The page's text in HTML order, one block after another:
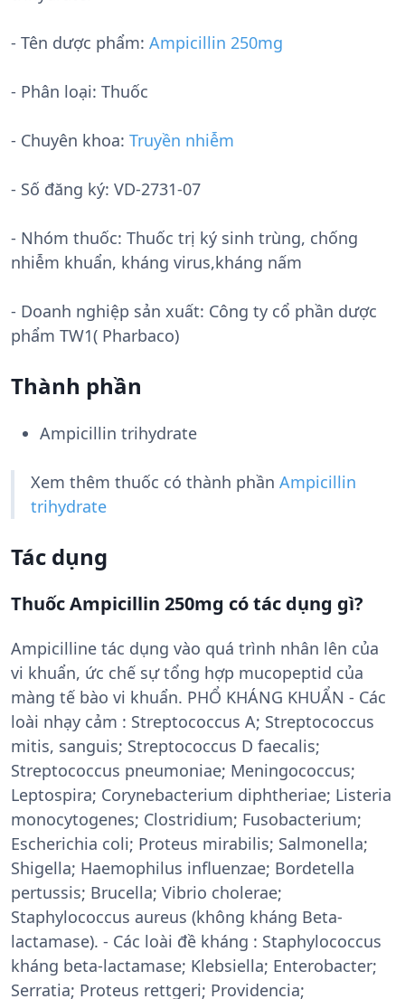
- Tên dược phẩm: Ampicillin 250mg
- Phân loại: Thuốc
- Chuyên khoa: Truyền nhiễm
- Số đăng ký: VD-2731-07
- Nhóm thuốc: Thuốc trị ký sinh trùng, chống
nhiễm khuẩn, kháng virus,kháng nấm
- Doanh nghiệp sản xuất: Công ty cổ phần dược
phẩm TW1( Pharbaco)
Thành phần
Ampicillin trihydrate
Xem thêm thuốc có thành phần Ampicillin
trihydrate
Tác dụng
Thuốc Ampicillin 250mg có tác dụng gì?
Ampicilline tác dụng vào quá trình nhân lên của
vi khuẩn, ức chế sự tổng hợp mucopeptid của
màng tế bào vi khuẩn. PHỔ KHÁNG KHUẨN - Các
loài nhạy cảm : Streptococcus A; Streptococcus
mitis, sanguis; Streptococcus D faecalis;
Streptococcus pneumoniae; Meningococcus;
Leptospira; Corynebacterium diphtheriae; Listeria
monocytogenes; Clostridium; Fusobacterium;
Escherichia coli; Proteus mirabilis; Salmonella;
Shigella; Haemophilus influenzae; Bordetella
pertussis; Brucella; Vibrio cholerae;
Staphylococcus aureus (không kháng Beta-
lactamase). - Các loài đề kháng : Staphylococcus
kháng beta-lactamase; Klebsiella; Enterobacter;
Serratia; Proteus rettgeri; Providencia;